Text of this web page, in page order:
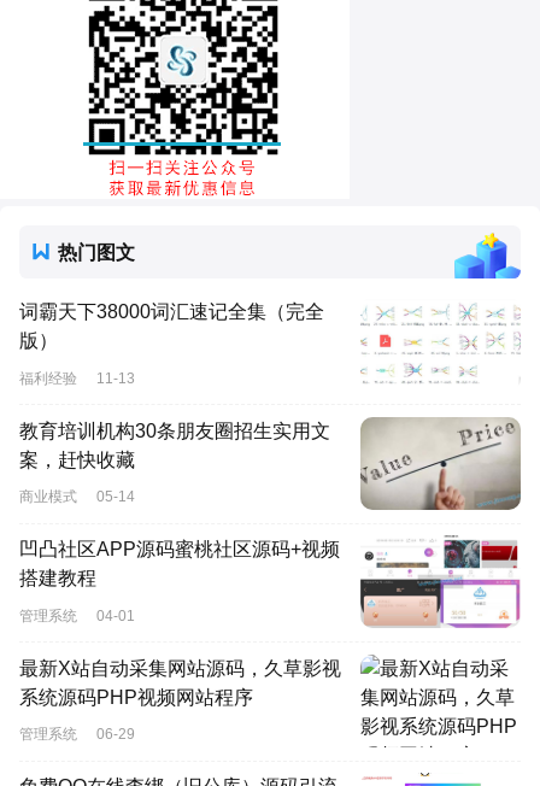
热门图文
词霸天下38000词汇速记全集（完全
版）
福利经验 11-13
教育培训机构30条朋友圈招生实用文
案，赶快收藏
商业模式 05-14
凹凸社区APP源码蜜桃社区源码+视频
搭建教程
管理系统 04-01
最新X站自动采集网站源码，久草影视
系统源码PHP视频网站程序
管理系统 06-29